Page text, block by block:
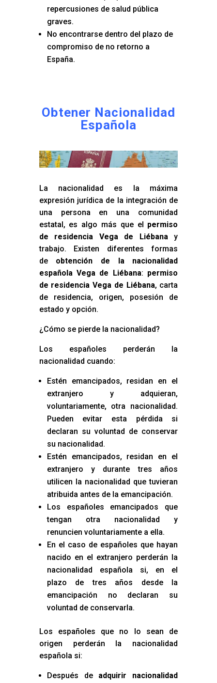
repercusiones de salud pública
graves.
No encontrarse dentro del plazo de
compromiso de no retorno a
España.
Obtener Nacionalidad
Española
La nacionalidad es la máxima
expresión jurídica de la integración de
una persona en una comunidad
estatal, es algo más que el permiso
de residencia Vega de Liébanay
trabajo. Existen diferentes formas
de obtención de la nacionalidad
española Vega de Liébana: permiso
de residencia Vega de Liébana, carta
de residencia, origen, posesión de
estado y opción.
¿Cómo se pierde la nacionalidad?
Los españoles perderán la
nacionalidad cuando:
Estén emancipados, residan en el
extranjero y adquieran,
voluntariamente, otra nacionalidad.
Pueden evitar esta pérdida si
declaran su voluntad de conservar
su nacionalidad.
Estén emancipados, residan en el
extranjero y durante tres años
utilicen la nacionalidad que tuvieran
atribuida antes de la emancipación.
Los españoles emancipados que
tengan otra nacionalidad y
renuncien voluntariamente a ella.
En el caso de españoles que hayan
nacido en el extranjero perderán la
nacionalidad española si, en el
plazo de tres años desde la
emancipación no declaran su
voluntad de conservarla.
Los españoles que no lo sean de
origen perderán la nacionalidad
española si:
Después de adquirir nacionalidad